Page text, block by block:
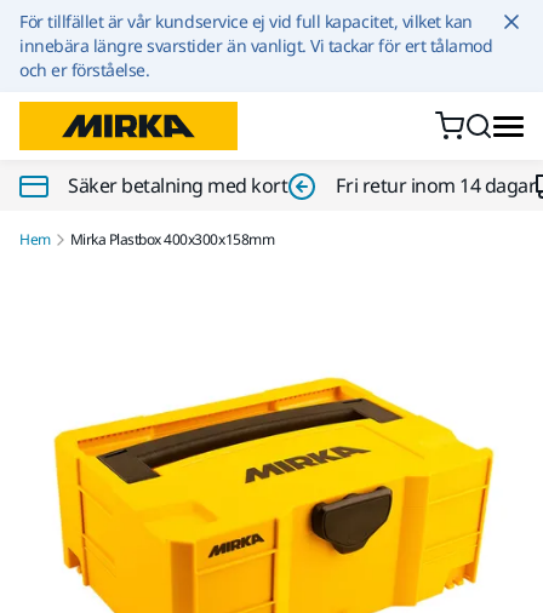
Hoppa till innehållet
För tillfället är vår kundservice ej vid full kapacitet, vilket kan
innebära längre svarstider än vanligt. Vi tackar för ert tålamod
och er förståelse.
Säker betalning med kort Fri retur inom 14 dagar
Hem Mirka Plastbox 400x300x158mm